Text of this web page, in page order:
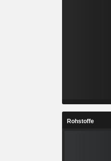
Rohstoffe